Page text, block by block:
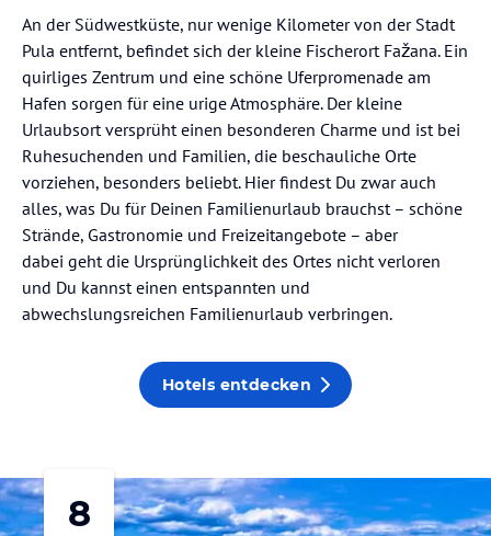
An der Südwestküste, nur wenige Kilometer von der Stadt
Pula entfernt, befindet sich der kleine Fischerort Fažana. Ein
quirliges Zentrum und eine schöne Uferpromenade am
Hafen sorgen für eine urige Atmosphäre. Der kleine
Urlaubsort versprüht einen besonderen Charme und ist bei
Ruhesuchenden und Familien, die beschauliche Orte
vorziehen, besonders beliebt. Hier findest Du zwar auch
alles, was Du für Deinen Familienurlaub brauchst – schöne
Strände, Gastronomie und Freizeitangebote – aber
dabei geht die Ursprünglichkeit des Ortes nicht verloren
und Du kannst einen entspannten und
abwechslungsreichen Familienurlaub verbringen.
Hotels entdecken
8